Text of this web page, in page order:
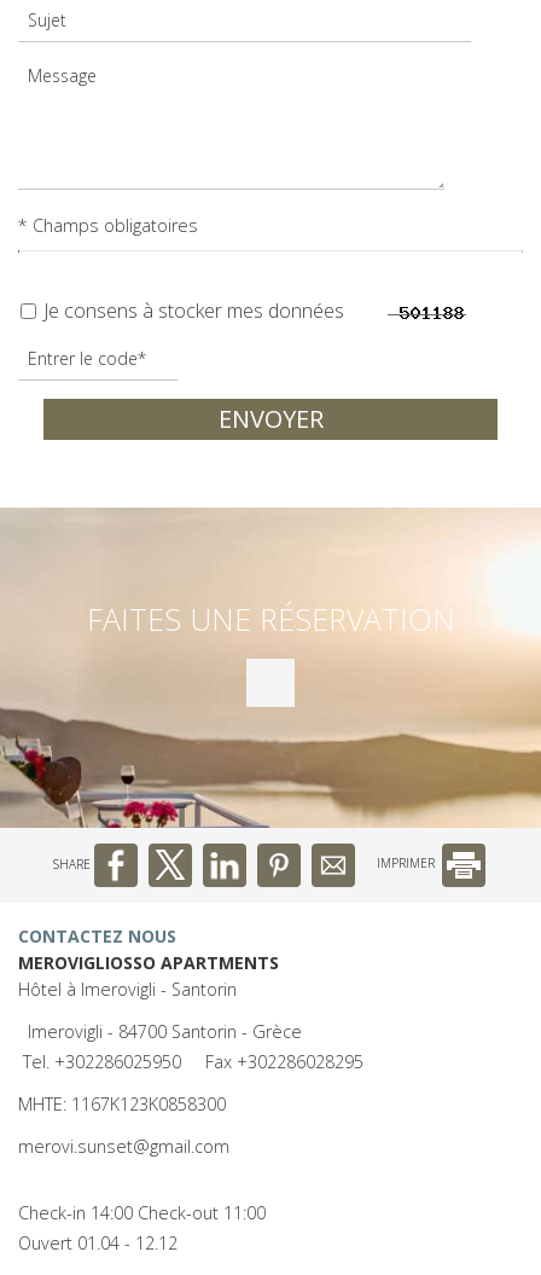
* Champs obligatoires
Je consens à stocker mes données
ENVOYER
FAITES UNE RÉSERVATION
SHARE IMPRIMER
CONTACTEZ NOUS
MEROVIGLIOSSO APARTMENTS
Hôtel à Imerovigli - Santorin
Imerovigli - 84700 Santorin - Grèce
Tel. +302286025950
Fax +302286028295
MHTE: 1167Κ123Κ0858300
merovi.sunset@gmail.com
Check-in 14:00 Check-out 11:00
Ouvert 01.04 - 12.12